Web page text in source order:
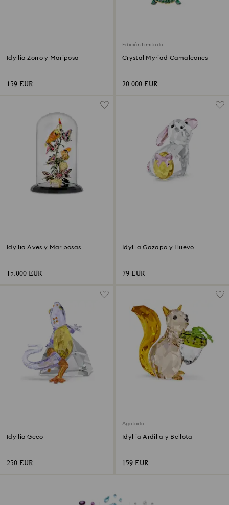
Idyllia Zorro y Mariposa
159 EUR
Edición Limitada
Crystal Myriad Camaleones
20.000 EUR
Idyllia Aves y Mariposas
15.000 EUR
Idyllia Gazapo y Huevo
79 EUR
Idyllia Geco
250 EUR
Agotado
Idyllia Ardilla y Bellota
159 EUR